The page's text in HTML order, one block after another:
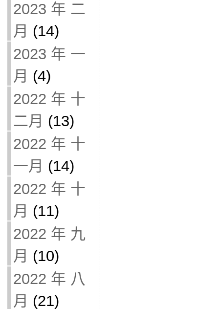
2023 年 二
月 (14)
2023 年 一
月 (4)
2022 年 十
二月 (13)
2022 年 十
一月 (14)
2022 年 十
月 (11)
2022 年 九
月 (10)
2022 年 八
月 (21)